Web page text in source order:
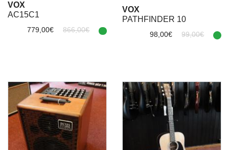
VOX
AC15C1
779,00€ 866,00€
VOX
PATHFINDER 10
98,00€ 99,00€